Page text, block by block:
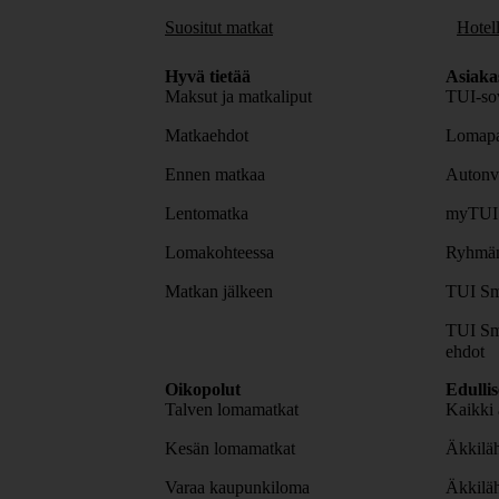
Suositut matkat
Hyvä tietää
Maksut ja matkaliput
Matkaehdot
Ennen matkaa
Lentomatka
Lomakohteessa
Matkan jälkeen
TUI-
myTUI
TUI
TUI
ehdot
Oikopolut
Talven lomamatkat
Kesän lomamatkat
Varaa kaupunkiloma
Kaikki